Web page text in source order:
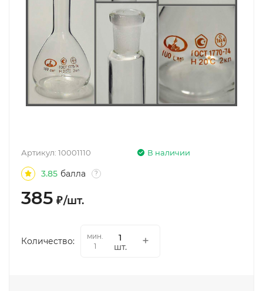
В наличии
Артикул: 10001110
3.85 балла ?
385 ₽/шт.
Количество:
мин.
1
шт.